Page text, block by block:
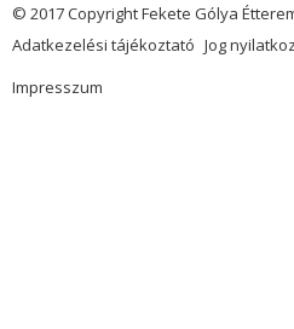
© 2017 Copyright Fekete Gólya
Adatkezelési tájékoztató Jog
Impresszum